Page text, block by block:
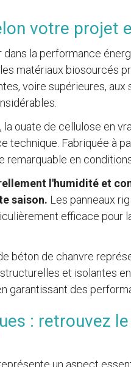
votre projet
la performance
matériaux biosourcés
voire supérieures,
ouate de cellulose en
technique. Fabriquée à
en
l'humidité et
saison. Les panneaux
efficace pour
béton de chanvre
et isolantes
garantissant des
: retrouvez
un aspect